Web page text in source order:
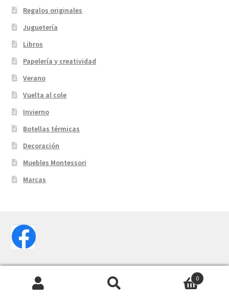
Regalos originales
Juguetería
Libros
Papelería y creatividad
Verano
Vuelta al cole
Invierno
Botellas térmicas
Decoración
Muebles Montessori
Marcas
0